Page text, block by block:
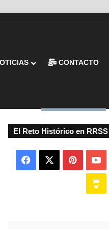
CONTACTO
El Reto Histórico en RRSS
Facebook Pinterest